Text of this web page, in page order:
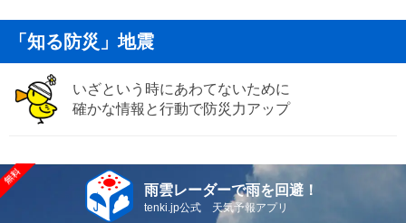
「知る防災」地震
いざという時にあわてないために
確かな情報と行動で防災力アップ
雨雲レーダーで雨を回避！
tenki.jp公式 天気予報アプリ